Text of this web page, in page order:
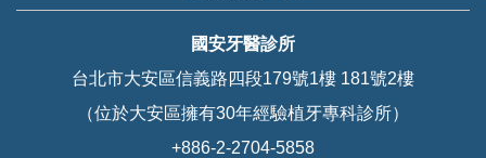
國安牙醫診所
台北市大安區信義路四段179號1樓 181號2樓
（位於大安區擁有30年經驗植牙專科診所）
+886-2-2704-5858